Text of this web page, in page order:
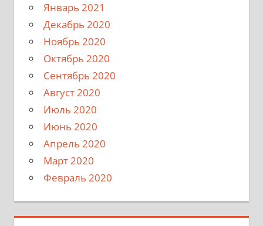
Январь 2021
Декабрь 2020
Ноябрь 2020
Октябрь 2020
Сентябрь 2020
Август 2020
Июль 2020
Июнь 2020
Апрель 2020
Март 2020
Февраль 2020